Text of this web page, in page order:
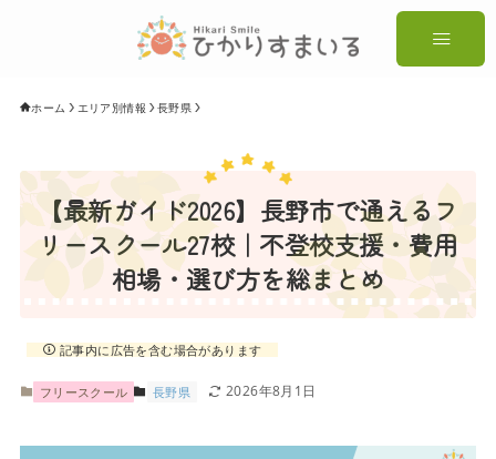
ホーム エリア別情報 長野県
【最新ガイド2026】長野市で通えるフ
リースクール27校｜不登校支援・費用
相場・選び方を総まとめ
記事内に広告を含む場合があります
フリースクール 長野県 2026年8月1日